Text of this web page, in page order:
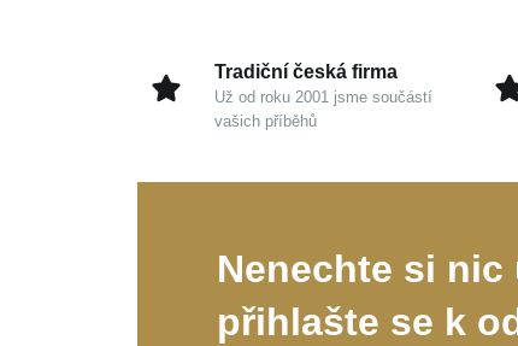
Tradiční česká firma
Už od roku 2001 jsme součástí
vašich příběhů
Nenechte si
přihlašte se k